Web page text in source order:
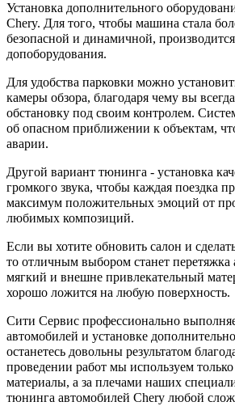
Установка дополнительного
Chery. Для того, чтобы машина стала
безопасной и динамичной,
допоборудования.
Для удобства парковки можно
камеры обзора, благодаря чему вы
обстановку под своим контролем.
об опасном приближении к объектам,
аварии.
Другой вариант тюнинга - установка
громкого звука, чтобы каждая поездка
максимум положительных эмоций от
любимых композиций.
Если вы хотите обновить салон и
то отличным выбором станет перетяжка
мягкий и внешне привлекательный
хорошо ложится на любую поверхность.
Сити Сервис профессионально
автомобилей и установке
останетесь довольны результатом
проведении работ мы используем
материалы, а за плечами наших
тюнинга автомобилей Chery любой